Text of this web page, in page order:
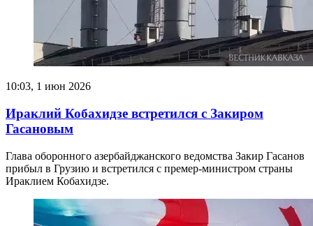
10:03, 1 июн 2026
Ираклий Кобахидзе встретился с Закиром
Гасановым
Глава оборонного азербайджанского ведомства Закир Гасанов
прибыл в Грузию и встретился с премер-министром страны
Ираклием Кобахидзе.